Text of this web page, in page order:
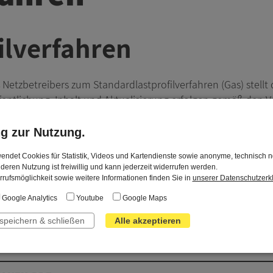
zum Standardlastprofilverfahren (Gas) stellt
Inhalt und Aktualisierung erfolgen gemäß den
von Standardlastprofilen Gas“.
Biedenkopf GmbH für Entnahmestellen ohne
Standardlastprofilverfahrens (Gas) in dem Marktgebiet
zur Nutzung.
Cookies für Statistik, Videos und Kartendienste sowie anonyme, technisch
Nutzung ist freiwillig und kann jederzeit widerrufen werden.
sowie weitere Informationen finden Sie in unserer
Google Analytics Youtube Google Maps
& schließen Alle akzeptieren